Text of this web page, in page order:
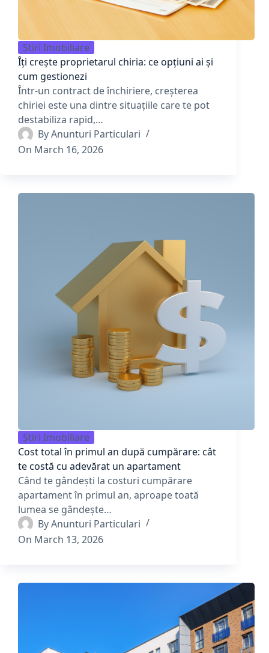
Știri Imobiliare
Îți crește proprietarul chiria: ce opțiuni ai și
cum gestionezi
Într-un contract de închiriere, creșterea
chiriei este una dintre situațiile care te pot
destabiliza rapid,…
ByAnunturi Particulari
On March 16, 2026
Știri Imobiliare
Cost total în primul an după cumpărare: cât
te costă cu adevărat un apartament
Când te gândești la costuri cumpărare
apartament în primul an, aproape toată
lumea se gândește…
ByAnunturi Particulari
On March 13, 2026